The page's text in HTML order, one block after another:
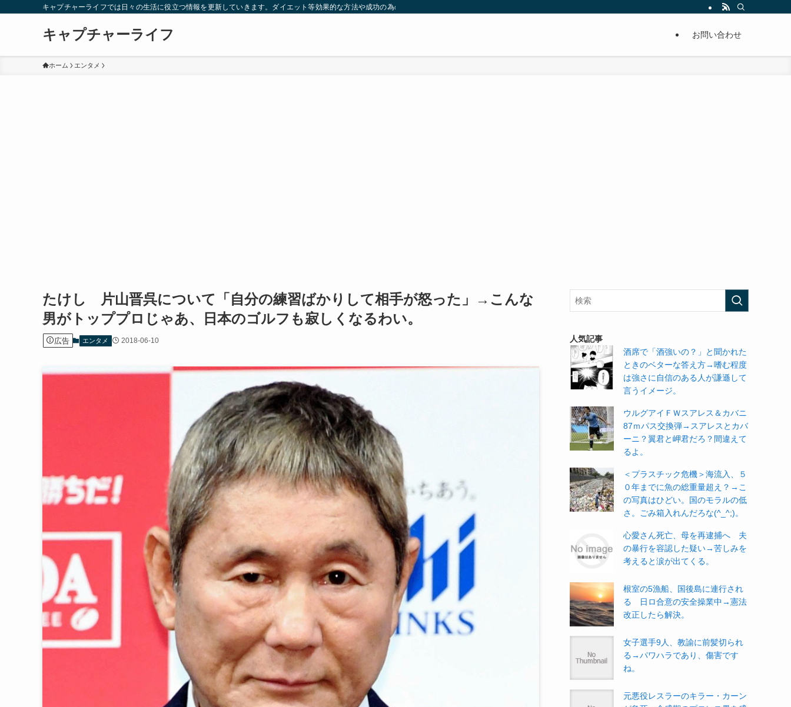
キャプチャーライフでは日々の生活に役立つ情報を更新していきます。ダイエット等効果的な方法や成功の為の秘訣等。太ったり悩んでいる方々が簡単に痩せることが出来るように分かりやすくまとめています。
キャプチャーライフ お問い合わせ
ホーム エンタメ
たけし 片山晋呉について「自分の練習ばかりして相手が怒った」→こんな
男がトッププロじゃあ、日本のゴルフも寂しくなるわい。
広告 エンタメ 2018-06-10
人気記事
酒席で「酒強いの？」と聞かれた
ときのベターな答え方→嗜む程度
は強さに自信のある人が謙遜して
言うイメージ。
ウルグアイＦＷスアレス＆カバニ
87ｍパス交換弾→スアレスとカバ
ーニ？翼君と岬君だろ？間違えて
るよ。
＜プラスチック危機＞海流入、５
０年までに魚の総重量超え？→こ
の写真はひどい。国のモラルの低
さ。ごみ箱入れんだろな(^_^;)。
心愛さん死亡、母を再逮捕へ 夫
の暴行を容認した疑い→苦しみを
考えると涙が出てくる。
根室の5漁船、国後島に連行され
る 日ロ合意の安全操業中→憲法
改正したら解決。
女子選手9人、教諭に前髪切られ
る→パワハラであり、傷害です
ね。
元悪役レスラーのキラー・カーン